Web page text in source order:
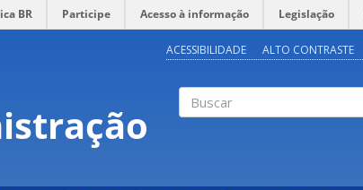
BR Participe Acesso à informação Legislação
ACESSIBILIDADE ALTO CONTRASTE